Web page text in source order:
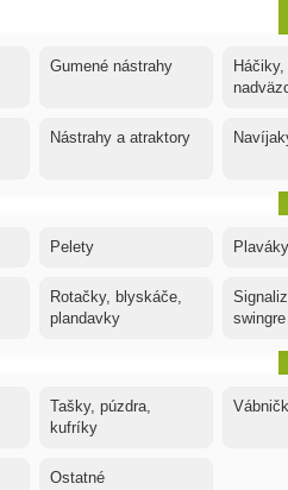
Gumené nástrahy
Nástrahy a atraktory
Pelety
Rotačky, blyskáče,
plandavky
swingre
Tašky, púzdra,
kufríky
Ostatné